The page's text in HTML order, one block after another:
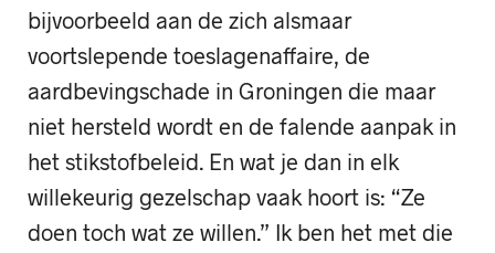
bijvoorbeeld aan de zich alsmaar
voortslepende toeslagenaffaire, de
aardbevingschade in Groningen die maar
niet hersteld wordt en de falende aanpak in
het stikstofbeleid. En wat je dan in elk
willekeurig gezelschap vaak hoort is: “Ze
doen toch wat ze willen.” Ik ben het met die